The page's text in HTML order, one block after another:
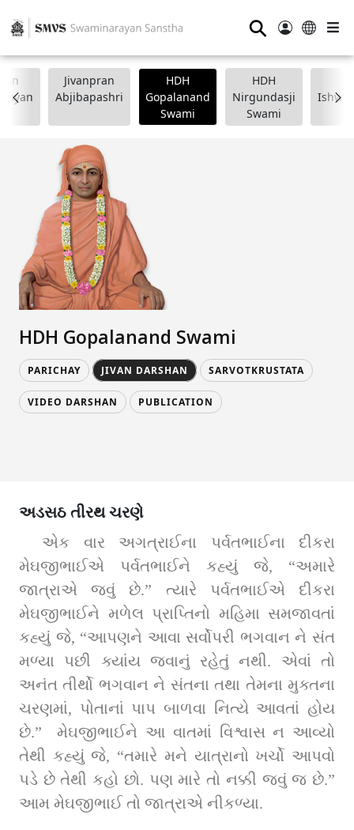
⚲
Jivanpran
Abjibapashri
HDH
Gopalanand
Swami
HDH
Nirgundasji
Swami
HDH Gopalanand Swami
PARICHAY JIVAN DARSHAN SARVOTKRUSTATA
VIDEO DARSHAN PUBLICATION
અડસઠ તીરથ ચરણે
એક વાર અગત્રાઈના પર્વતભાઈના દીકરા
મેઘજીભાઈએ પર્વતભાઈને કહ્યું જે, “અમારે
જાત્રાએ જવું છે.” ત્યારે પર્વતભાઈએ દીકરા
મેઘજીભાઈને મળેલ પ્રાપ્તિનો મહિમા સમજાવતાં
કહ્યું જે, “આપણને આવા સર્વોપરી ભગવાન ને સંત
મળ્યા પછી ક્યાંય જવાનું રહેતું નથી. એવાં તો
અનંત તીર્થો ભગવાન ને સંતના તથા તેમના મુક્તના
ચરણમાં, પોતાનાં પાપ બાળવા નિત્યે આવતાં હોય
છે.”  મેઘજીભાઈને આ વાતમાં વિશ્વાસ ન આવ્યો
તેથી કહ્યું જે, “તમારે મને યાત્રાનો ખર્ચો આપવો
પડે છે તેથી કહો છો. પણ મારે તો નક્કી જવું જ છે.”
આમ મેઘજીભાઈ તો જાત્રાએ નીકળ્યા.